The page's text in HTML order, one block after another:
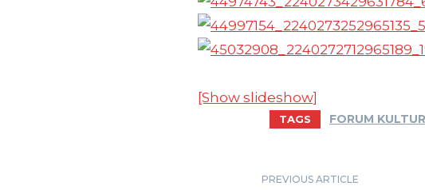
[Show slideshow]
TAGS FORUM
PREVIOUS ARTICLE